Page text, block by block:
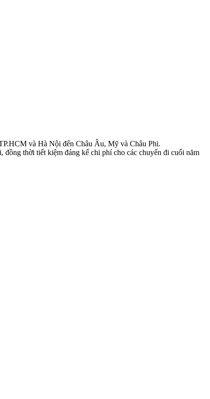
và Hà Nội đến Châu Âu, Mỹ và Châu Phi.
thời tiết kiệm đáng kể chi phí cho các chuyến đi cuối năm